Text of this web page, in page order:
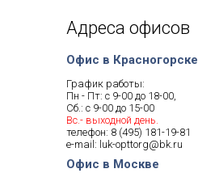
Адреса офисов
Офис в Красногорске
График работы:
Пн - Пт: с 9-00 до 18-00,
Сб.: с 9-00 до 15-00
Вс.- выходной день.
телефон: 8 (495) 181-19-81
e-mail: luk-opttorg@bk.ru
Офис в Москве